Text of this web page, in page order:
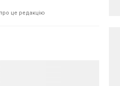
це редакцію